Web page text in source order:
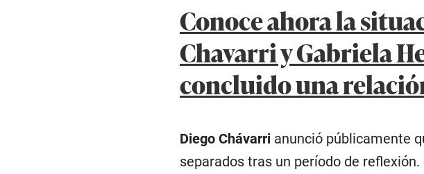
Conoce ahora la
Chavarri y Gabriela
concluido una
Diego Chávarri anunció públicamente
separados tras un período de